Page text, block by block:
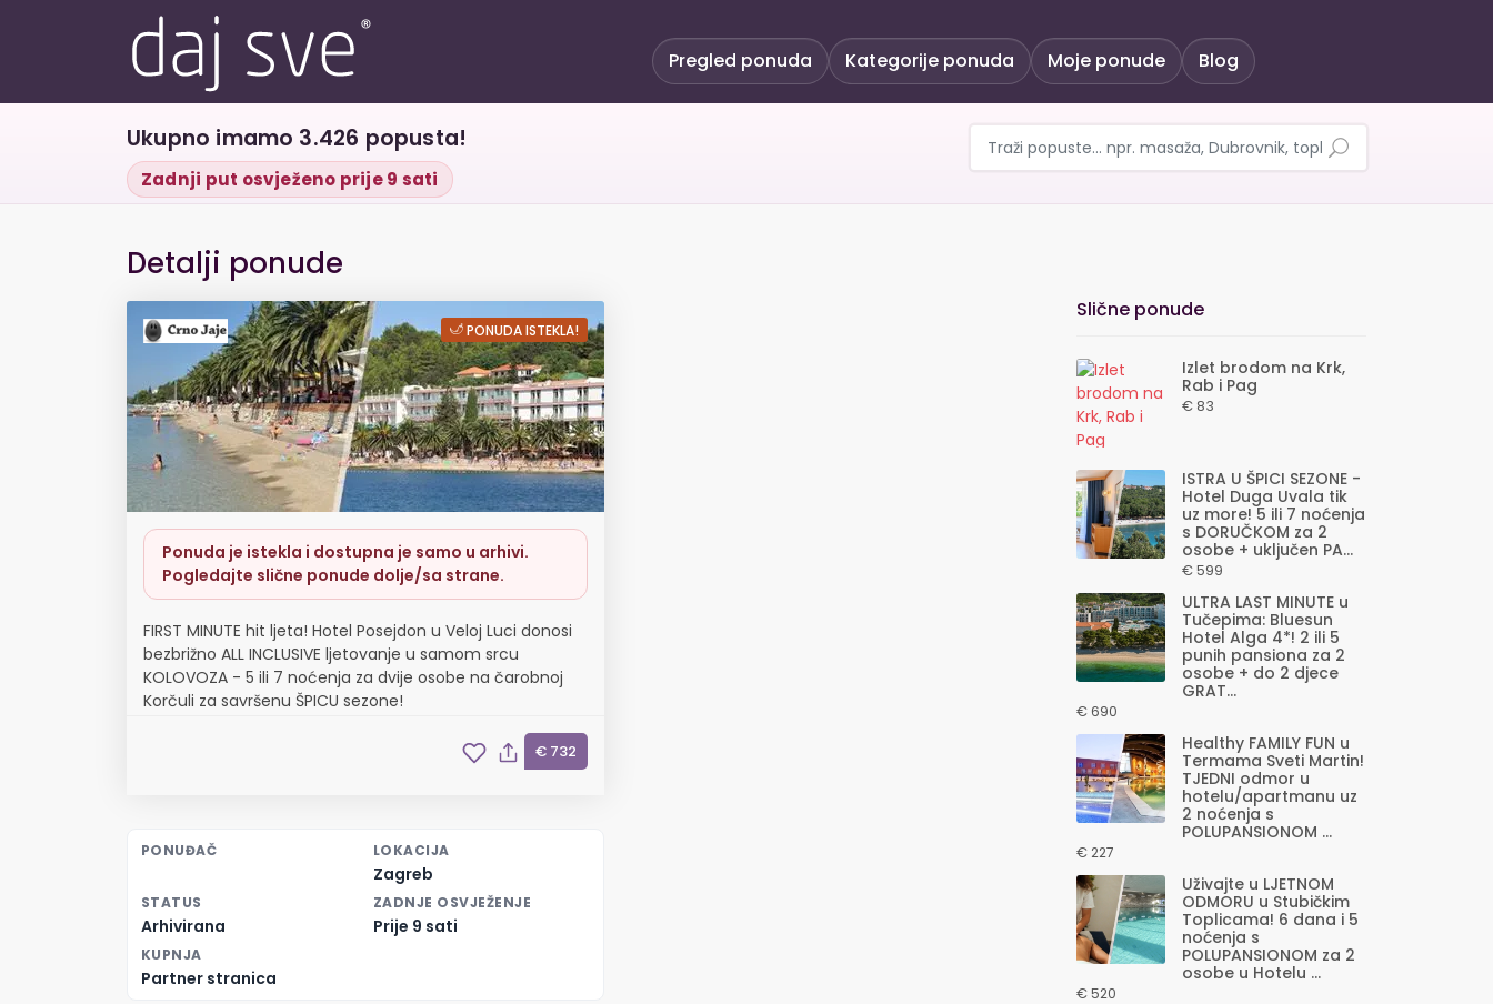
Pregled ponuda Kategorije ponuda Moje ponude Blog
Ukupno imamo 3.426 popusta!
Zadnji put osvježeno prije 9 sati
Detalji ponude
FIRST MINUTE hit ljeta! Hotel Posejdon u Veloj Luci donosi
PONUDA ISTEKLA!
Ponuda je istekla i dostupna je samo u arhivi.
Pogledajte slične ponude dolje/sa strane.
FIRST MINUTE hit ljeta! Hotel Posejdon u Veloj Luci donosi
bezbrižno ALL INCLUSIVE ljetovanje u samom srcu
KOLOVOZA - 5 ili 7 noćenja za dvije osobe na čarobnoj
Korčuli za savršenu ŠPICU sezone!
€ 732
PONUĐAČ LOKACIJA
Zagreb
STATUS
Arhivirana
ZADNJE OSVJEŽENJE
Prije 9 sati
KUPNJA
Partner stranica
Slične ponude
Izlet brodom na Krk,
Rab i Pag
€ 83
ISTRA U ŠPICI SEZONE -
Hotel Duga Uvala tik
uz more! 5 ili 7 noćenja
s DORUČKOM za 2
osobe + uključen PA...
€ 599
ULTRA LAST MINUTE u
Tučepima: Bluesun
Hotel Alga 4*! 2 ili 5
punih pansiona za 2
osobe + do 2 djece
GRAT...
€ 690
Healthy FAMILY FUN u
Termama Sveti Martin!
TJEDNI odmor u
hotelu/apartmanu uz
2 noćenja s
POLUPANSIONOM ...
€ 227
Uživajte u LJETNOM
ODMORU u Stubičkim
Toplicama! 6 dana i 5
noćenja s
POLUPANSIONOM za 2
osobe u Hotelu ...
€ 520